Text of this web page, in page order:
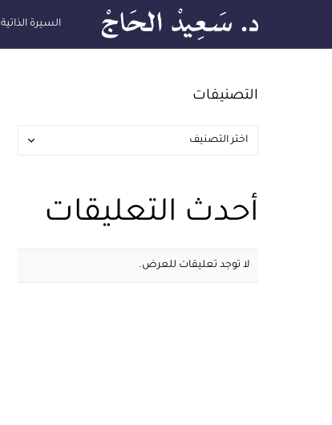
السيرة الذاتية
التصنيفات
أحدث التعليقات
لا توجد تعليقات للعرض.